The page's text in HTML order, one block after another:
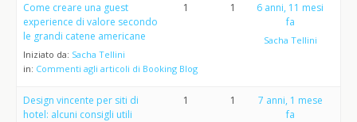
Come creare una guest
experience di valore secondo
le grandi catene americane
Iniziato da: Sacha Tellini
in: Commenti agli articoli di Booking Blog
1 1
6 anni, 11 mesi
fa
Sacha Tellini
Design vincente per siti di
hotel: alcuni consigli utili
1 1
7 anni, 1 mese
fa